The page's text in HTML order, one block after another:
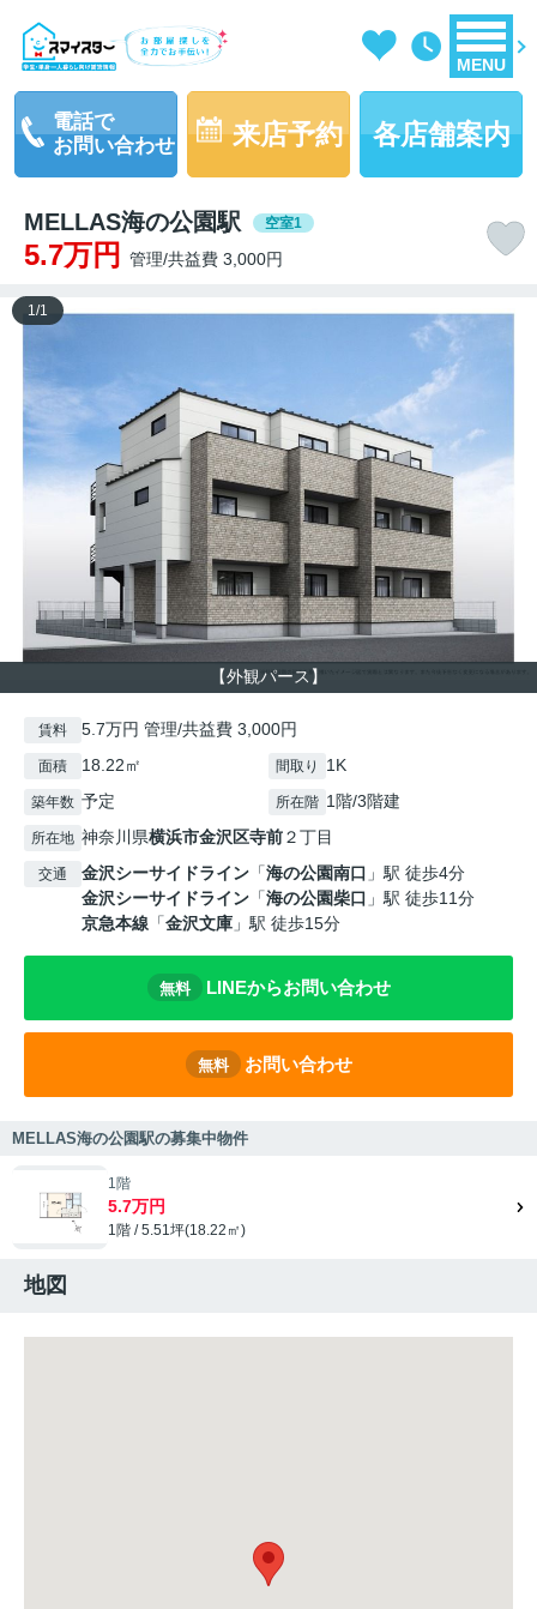
MENU
電話で
お問い合わせ
来店予約 各店舗案内
MELLAS海の公園駅 空室1
5.7万円 管理/共益費 3,000円
【外観パース】
1/1
賃料 5.7万円 管理/共益費 3,000円
面積 18.22㎡ 間取り 1K
築年数 予定 所在階 1階/3階建
所在地 神奈川県横浜市金沢区寺前２丁目
交通 金沢シーサイドライン 「海の公園南口 」駅 徒歩4分
金沢シーサイドライン 「海の公園柴口 」駅 徒歩11分
京急本線 「金沢文庫 」駅 徒歩15分
無料 LINEからお問い合わせ
無料 お問い合わせ
MELLAS海の公園駅の募集中物件
1階
5.7万円
1階 / 5.51坪(18.22㎡)
地図